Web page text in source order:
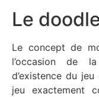
Le
Le concept de
l’occasion de
d’existence du
jeu exactement